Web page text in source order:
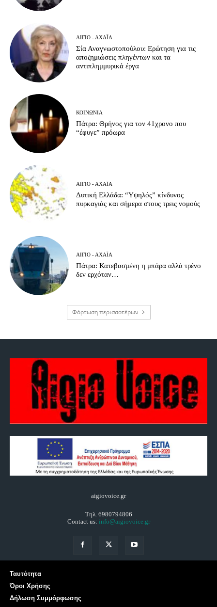
ΑΊΓΙΟ - ΑΧΑΪ́Α
Σία Αναγνωστοπούλου: Ερώτηση για τις
αποζημιώσεις πληγέντων και τα
αντιπλημμυρικά έργα
ΚΟΙΝΩΝΊΑ
Πάτρα: Θρήνος για τον 41χρονο που
“έφυγε” πρόωρα
ΑΊΓΙΟ - ΑΧΑΪ́Α
Δυτική Ελλάδα: “Υψηλός” κίνδυνος
πυρκαγιάς και σήμερα στους τρεις νομούς
ΑΊΓΙΟ - ΑΧΑΪ́Α
Πάτρα: Κατεβασμένη η μπάρα αλλά τρένο
δεν ερχόταν…
Φόρτωση περισσοτέρων
aigiovoice.gr
Τηλ. 6980794806
Contact us: info@aigiovoice.gr
Ταυτότητα
Όροι Χρήσης
Δήλωση Συμμόρφωσης